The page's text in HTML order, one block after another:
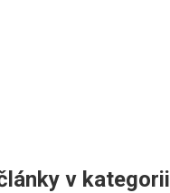
v kategorii